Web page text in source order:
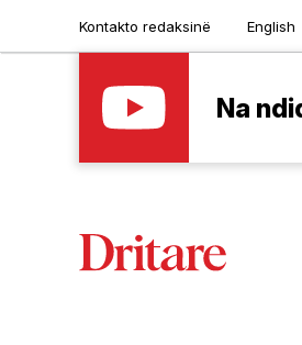
Kontakto redaksinë English
Na